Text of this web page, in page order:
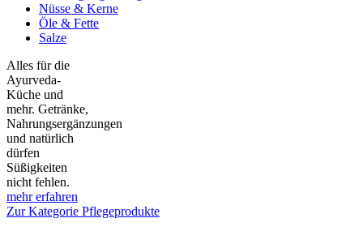
Nüsse & Kerne
Öle & Fette
Salze
Alles für die
Ayurveda-
Küche und
mehr. Getränke,
Nahrungsergänzungen
und natürlich
dürfen
Süßigkeiten
nicht fehlen.
mehr erfahren
Zur Kategorie Pflegeprodukte